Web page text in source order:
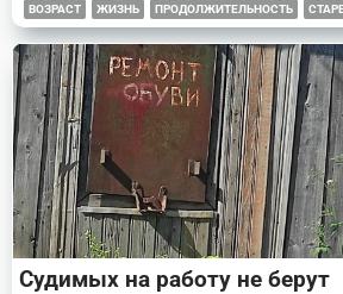
ВОЗРАСТ ЖИЗНЬ ПРОДОЛЖИТЕЛЬНОСТЬ
Судимых на работу не берут